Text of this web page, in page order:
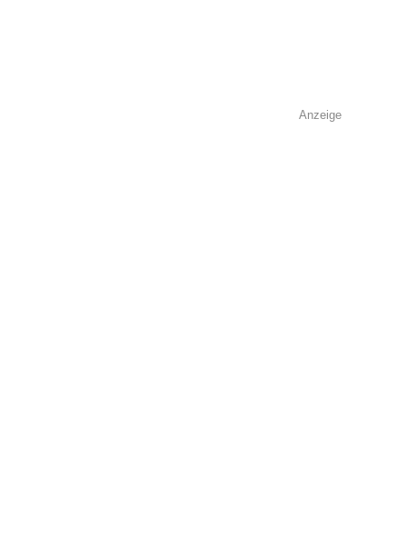
Anzeige